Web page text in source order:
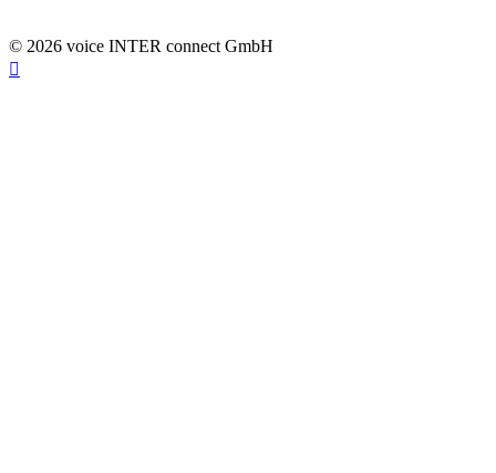
© 2026 voice INTER connect GmbH
